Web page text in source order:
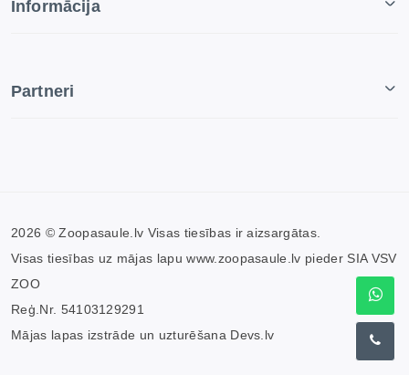
Informācija
Partneri
2026 © Zoopasaule.lv Visas tiesības ir aizsargātas.
Visas tiesības uz mājas lapu www.zoopasaule.lv pieder SIA VSV
ZOO
Reģ.Nr. 54103129291
Mājas lapas izstrāde un uzturēšana Devs.lv